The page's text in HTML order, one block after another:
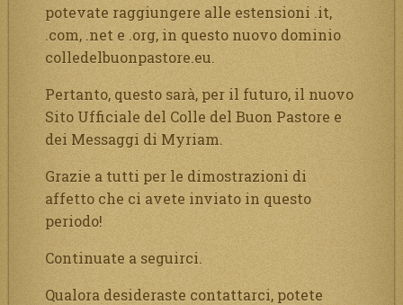
potevate raggiungere alle estensioni .it,
.com, .net e .org, in questo nuovo dominio
colledelbuonpastore.eu.
Pertanto, questo sarà, per il futuro, il nuovo
Sito Ufficiale del Colle del Buon Pastore e
dei Messaggi di Myriam.
Grazie a tutti per le dimostrazioni di
affetto che ci avete inviato in questo
periodo!
Continuate a seguirci.
Qualora desideraste contattarci, potete